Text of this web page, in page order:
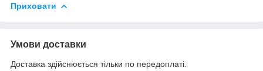
Приховати
Умови доставки
Доставка здійснюється тільки по передоплаті.